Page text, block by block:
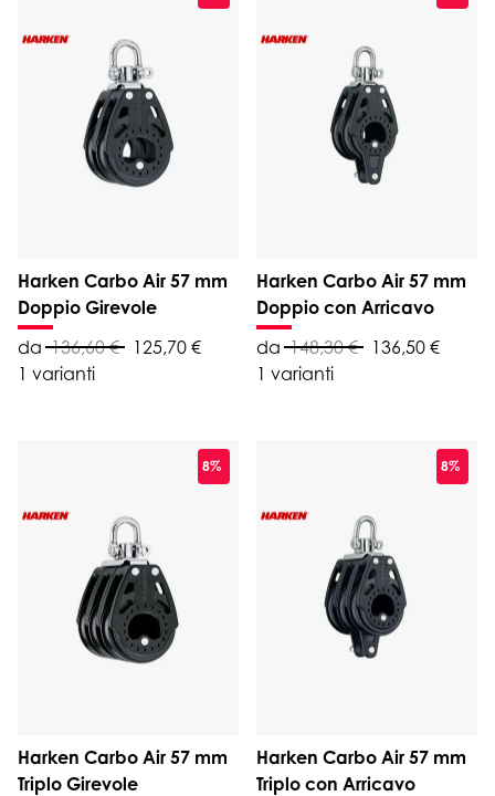
Harken Carbo Air 57 mm
Doppio Girevole
da 136,60 €
125,70 €
1 varianti
Harken Carbo Air 57 mm
Doppio con Arricavo
da 148,30 €
136,50 €
1 varianti
8%
Harken Carbo Air 57 mm
Triplo Girevole
8%
Harken Carbo Air 57 mm
Triplo con Arricavo